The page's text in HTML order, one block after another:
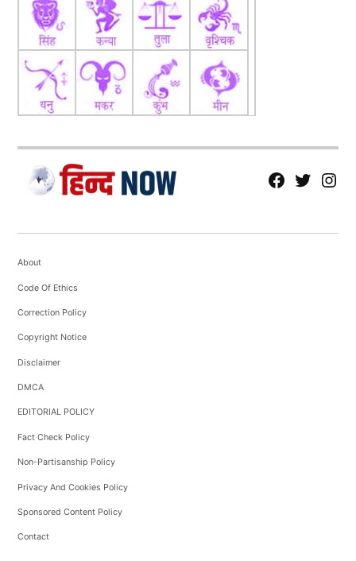
fb Tw tw
About
Code Of Ethics
Correction Policy
Copyright Notice
Disclaimer
DMCA
EDITORIAL POLICY
Fact Check Policy
Non-Partisanship Policy
Privacy And Cookies Policy
Sponsored Content Policy
Contact